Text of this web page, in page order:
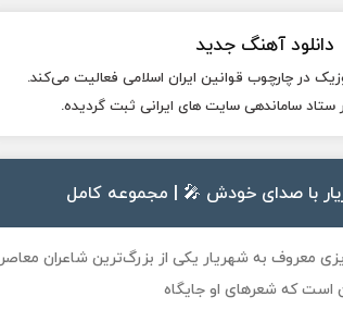
دانلود آهنگ جدید
در چارچوب قوانین ایران اسلامی فعالیت می‌کند.
ساماندهی سایت های ایرانی ثبت گردیده.
با صدای خودش 🎤 | مجموعه کامل
معروف به شهریار یکی از بزرگ‌ترین شاعران معاصر
است که شعرهای او جایگاه